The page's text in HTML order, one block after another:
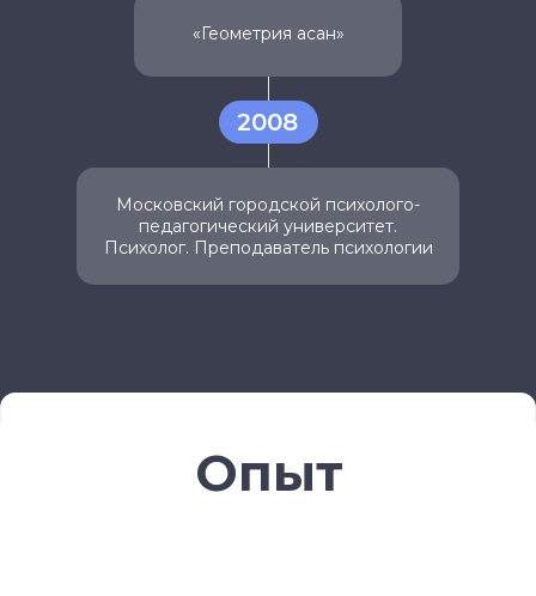
2008
«Геометрия асан»
Московский городской психолого-
педагогический университет.
Психолог. Преподаватель психологии
Опыт